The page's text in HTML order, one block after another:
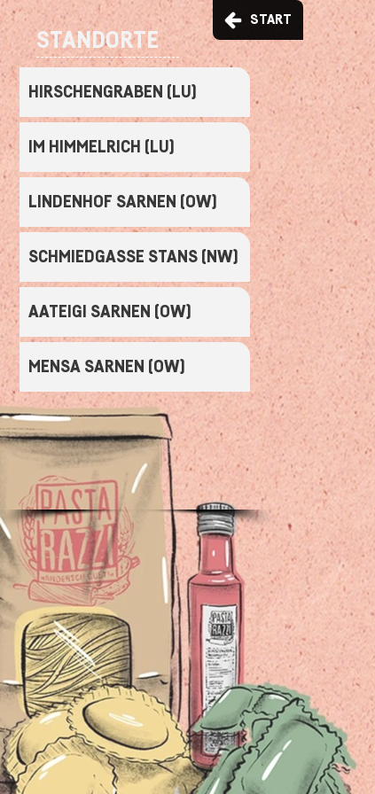
START
STANDORTE
HIRSCHENGRABEN (LU)
IM HIMMELRICH (LU)
LINDENHOF SARNEN (OW)
SCHMIEDGASSE STANS (NW)
AATEIGI SARNEN (OW)
MENSA SARNEN (OW)